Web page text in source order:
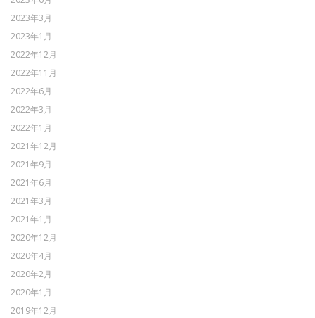
2023年3月
2023年1月
2022年12月
2022年11月
2022年6月
2022年3月
2022年1月
2021年12月
2021年9月
2021年6月
2021年3月
2021年1月
2020年12月
2020年4月
2020年2月
2020年1月
2019年12月